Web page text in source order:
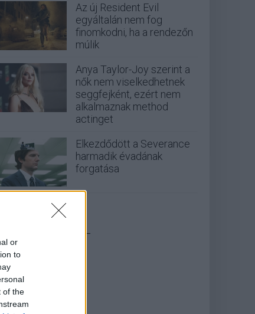
or
to
of the
Az új Resident Evil
egyáltalán nem fog
finomkodni, ha a rendezőn
múlik
Anya Taylor-Joy szerint a
nők nem viselkedhetnek
seggfejként, ezért nem
alkalmaznak method
actinget
Elkezdődött a Severance
harmadik évadának
forgatása